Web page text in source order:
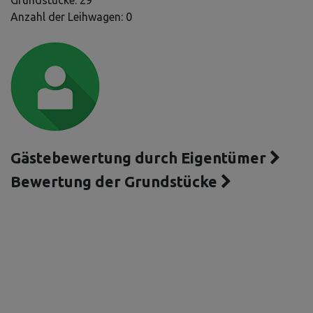
Anzahl der Leihwagen: 0
Gästebewertung durch Eigentümer
Bewertung der Grundstücke